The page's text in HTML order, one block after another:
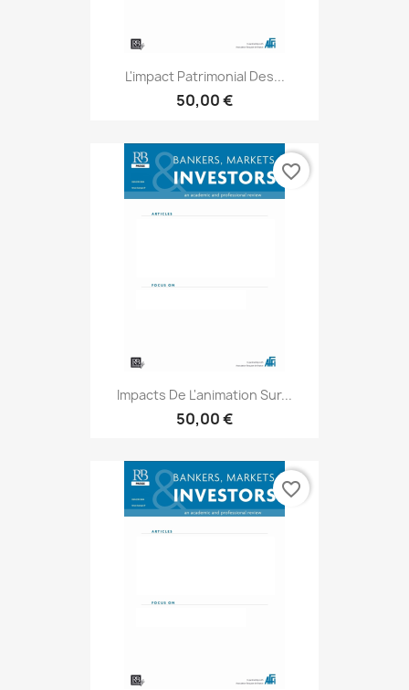
L'impact Patrimonial Des...
50,00 €
Impacts De L'animation Sur...
50,00 €
favorite_border
favorite_border